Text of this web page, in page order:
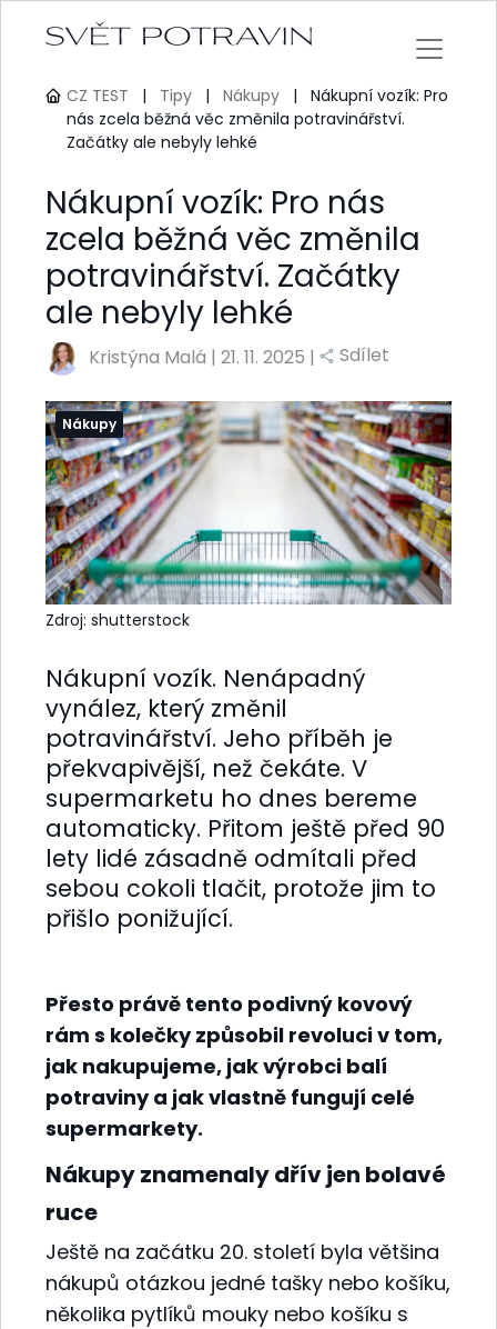
CZ TEST | Tipy | Nákupy |
Nákupní vozík: Pro
nás zcela běžná věc změnila potravinářství.
Začátky ale nebyly lehké
Nákupní vozík: Pro nás
zcela běžná věc změnila
potravinářství. Začátky
ale nebyly lehké
Kristýna Malá | 21. 11. 2025 | Sdílet
Nákupy
Zdroj: shutterstock
Nákupní vozík. Nenápadný
vynález, který změnil
potravinářství. Jeho příběh je
překvapivější, než čekáte. V
supermarketu ho dnes bereme
automaticky. Přitom ještě před 90
lety lidé zásadně odmítali před
sebou cokoli tlačit, protože jim to
přišlo ponižující.
Přesto právě tento podivný kovový
rám s kolečky způsobil revoluci v tom,
jak nakupujeme, jak výrobci balí
potraviny a jak vlastně fungují celé
supermarkety.
Nákupy znamenaly dřív jen bolavé
ruce
Ještě na začátku 20. století byla většina
nákupů otázkou jedné tašky nebo košíku,
několika pytlíků mouky nebo košíku s